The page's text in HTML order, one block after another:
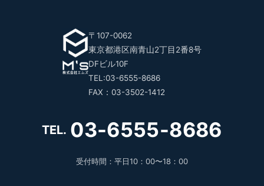
〒107-0062
東京都港区南青山2丁目2番8号
DFビル10F
TEL:03-6555-8686
FAX：03-3502-1412
TEL. 03-6555-8686
受付時間：平日10：00〜18：00